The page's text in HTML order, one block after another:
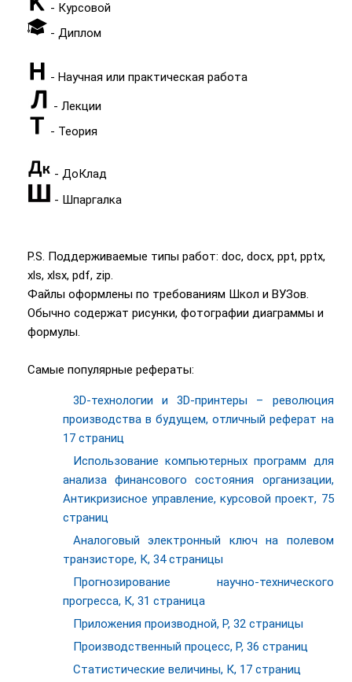
- Курсовой
- Диплом
- Научная или практическая работа
- Лекции
- Теория
- ДоКлад
- Шпаргалка
P.S. Поддерживаемые типы работ: doc, docx, ppt, pptx,
xls, xlsx, pdf, zip.
Файлы оформлены по требованиям Школ и ВУЗов.
Обычно содержат рисунки, фотографии диаграммы и
формулы.
Самые популярные рефераты:
3D-технологии и 3D-принтеры – революция
производства в будущем, отличный реферат на
17 страниц
Использование компьютерных программ для
анализа финансового состояния организации,
Антикризисное управление, курсовой проект, 75
страниц
Аналоговый электронный ключ на полевом
транзисторе, К, 34 страницы
Прогнозирование научно-технического
прогресса, К, 31 страница
Приложения производной, Р, 32 страницы
Производственный процесс, Р, 36 страниц
Статистические величины, К, 17 страниц